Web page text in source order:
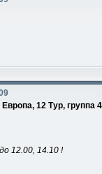
12 Тур, группа 4
12.00, 14.10 !